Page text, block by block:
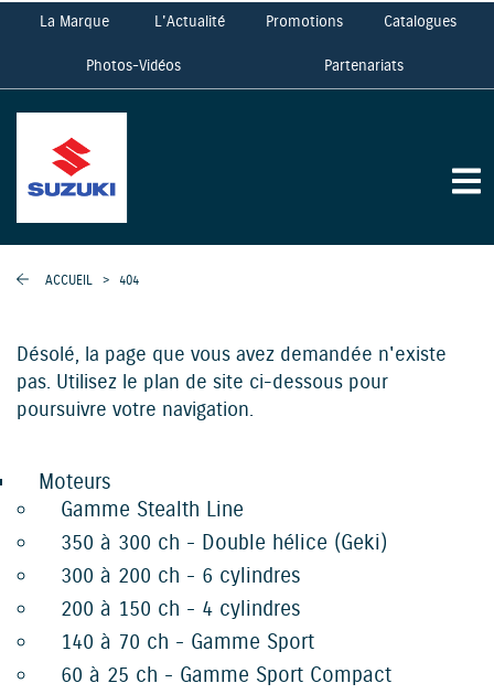
La Marque L'Actualité Promotions Catalogues
Photos-Vidéos Partenariats
ACCUEIL > 404
Désolé, la page que vous avez demandée n'existe
pas. Utilisez le plan de site ci-dessous pour
poursuivre votre navigation.
Moteurs
Gamme Stealth Line
350 à 300 ch - Double hélice (Geki)
300 à 200 ch - 6 cylindres
200 à 150 ch - 4 cylindres
140 à 70 ch - Gamme Sport
60 à 25 ch - Gamme Sport Compact